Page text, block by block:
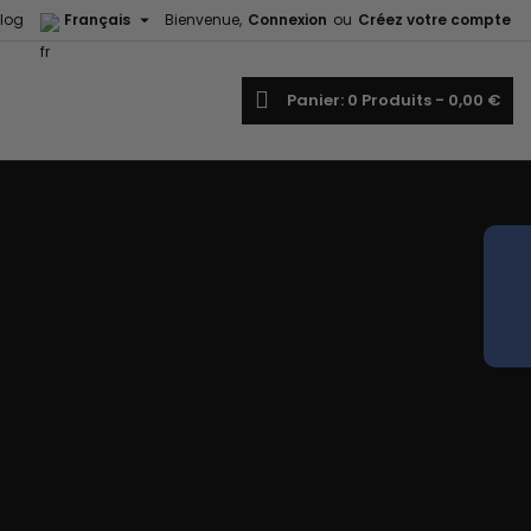
Bienvenue, Connexion ou Créez votre compte
Français 
Panier 0 Produits - 0,00 €